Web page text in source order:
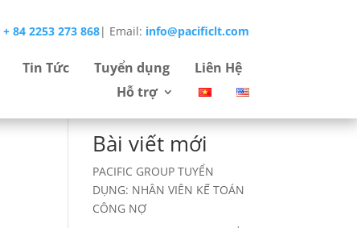
+ 84 2253 273 868| Email: info@pacificlt.com
Tin Tức Tuyển dụng
Liên Hệ
Hỗ trợ
Tìm
Bài viết mới
PACIFIC GROUP TUYỂN
DỤNG: NHÂN VIÊN KẾ TOÁN
CÔNG NỢ